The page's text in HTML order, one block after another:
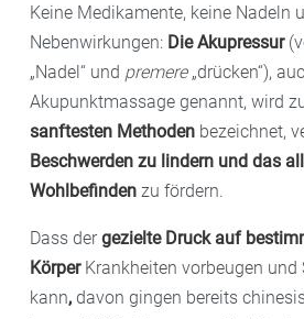
Keine Medikamente, keine Nadeln
Nebenwirkungen: Die Akupressur
„Nadel“ und premere„drücken“),
Akupunktmassage genannt, wird
sanftesten Methoden bezeichnet,
Beschwerden zu lindern und das
Wohlbefinden zu fördern.
Dass der gezielte Druck auf
KörperKrankheiten vorbeugen und
kann, davon gingen bereits